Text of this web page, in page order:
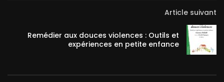
Article suivant
Remédier aux douces violences : Outils et
expériences en petite enfance